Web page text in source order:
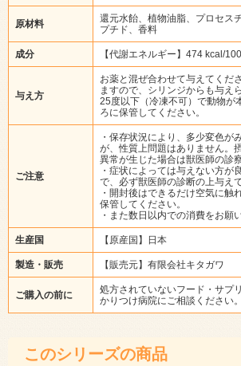
原材料
還元水飴、植物油脂、プロセス
プチド、香料
成分 【代謝エネルギー】474 kcal/
与え方
お薬と混ぜ合わせて与えてくだ
ますので、シリンジからも与え
25度以下（冷凍不可）で動物が
ろに保管してください。
ご注意
・保存状況により、多少変色が
が、性質上問題はありません。
異常が生じた場合は獣医師の診
・症状によっては与えない方が
で、必ず獣医師の診断の上与え
・開封後はできるだけ空気に触
保管してください。
・また数日以内での消費をお願
生産国 【原産国】日本
製造・販売 【販売元】有限会社キタガワ
ご購入の前に
処方されていないフード・サプ
かりつけ病院にご相談ください。
このシリーズの商品